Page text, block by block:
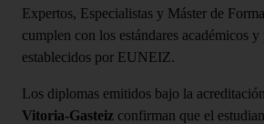
Expertos, Especialistas y Máster de
cumplen con los estándares académicos
establecidos por EUNEIZ.
Los diplomas emitidos bajo la
Vitoria-Gasteiz confirman que el